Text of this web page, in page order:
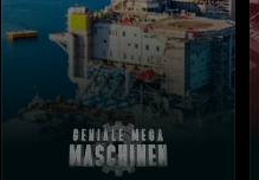
Geniale Mega